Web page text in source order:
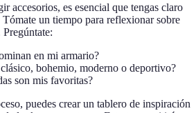
accesorios, es esencial que tengas claro
un tiempo para reflexionar sobre
en mi armario?
bohemio, moderno o deportivo?
son mis favoritas?
puedes crear un tablero de inspiración